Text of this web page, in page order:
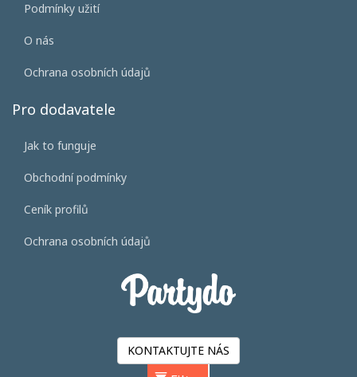
Podmínky užití
O nás
Ochrana osobních údajů
Pro dodavatele
Jak to funguje
Obchodní podmínky
Ceník profilů
Ochrana osobních údajů
KONTAKTUJTE NÁS